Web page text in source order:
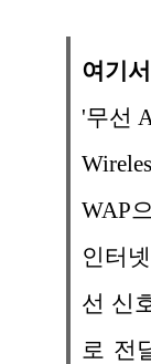
여기
'무선
WAP
인터
선 신
로 전